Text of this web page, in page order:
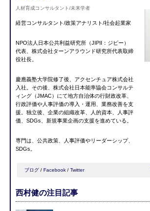
人材育成コンサルタント/未来学者
経営コンサルタント/政策アナリスト/社会起業家
NPO法人日本公共利益研究所（JIPII：ジピー）
代表、株式会社ターンアラウンド研究所代表取締
役社長。
慶應義塾大学院修了後、アクセンチュア株式会社
入社。その後、株式会社日本能率協会コンサルテ
ィング（JMAC）にて地方自治体の行財政改革、
行政評価や人事評価の導入・運用、業務改善を支
援。独立後、企業の組織改革、人的資本、人事評
価、SDGs、新規事業企画の支援を進めている。
専門は、公共政策、人事評価やリーダーシップ、
SDGs。
ブログ /Facebook /Twitter
西村健の注目記事